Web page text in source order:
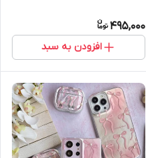
495,000
افزودن به سبد